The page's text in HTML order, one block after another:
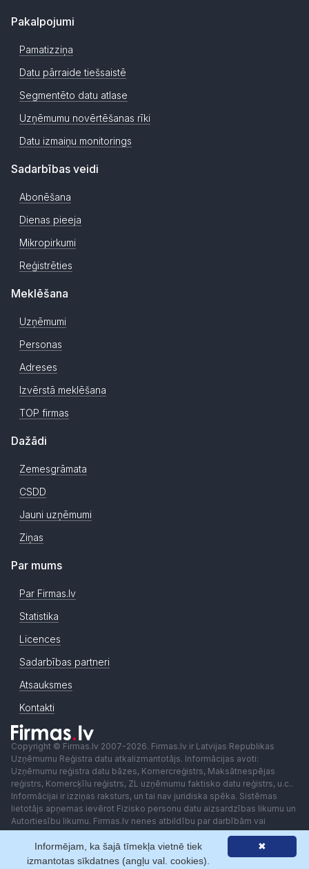
Pakalpojumi
Pamatizziņa
Datu pārraide tiešsaistē
Segmentēto datu atlase
Uzņēmumu novērtēšanas rīki
Datu izmaiņu monitorings
Sadarbības veidi
Abonēšana
Dienas pieeja
Mikropirkumi
Reģistrēties
Meklēšana
Uzņēmumi
Personas
Adreses
Izvērstā meklēšana
TOP firmas
Dažādi
Zemesgrāmata
CSDD
Jauni uzņēmumi
Ziņas
Par mums
Par Firmas.lv
Statistika
Licences
Sadarbības partneri
Atsauksmes
Kontakti
Copyright © Firmas.lv 2007-2026. Firmas.lv ir Latvijas Republikas
Uzņēmumu Reģistra datu atkalizmantotājs. Informācijas avoti:
Uzņēmumu reģistra datu bāzes, Komercreģistrs, Maksātnespējas
reģistrs, Komercķīlu reģistrs, ZL uzņēmumu faktisko datu reģistrs, u.c..
Informācijai ir izziņas raksturs, un tai nav juridiska spēka. Sistēmas
lietotājs apņemas ievērot Fizisko personu datu aizsardzības likumu un
Autortiesību likumu. Firmas.lv nenes atbildību par darbībām vai
lēmumiem, kas balstīti uz saņemto pakalpojumu. Lietotājam aizliegts
izmantot jebkādas automatizētas sistēmas vai iekārtas (robotus)
piekļuvei sistēmai bez rakstiskas saskaņošanas ar Firmas.lv. Galvenā
✖
Informējam, ka šajā tīmekļa vietnē tiek
izmantotas sīkdatnes (angļu val. cookies).